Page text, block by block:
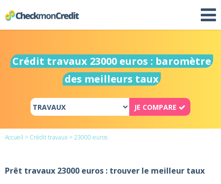
Crédit travaux 23000 euros : baromètre
des meilleurs taux
JE COMPARE
Accueil > Crédit travaux > 23000 euros
Prêt travaux 23000 euros : trouver le meilleur taux